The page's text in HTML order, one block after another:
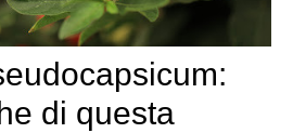
di questa